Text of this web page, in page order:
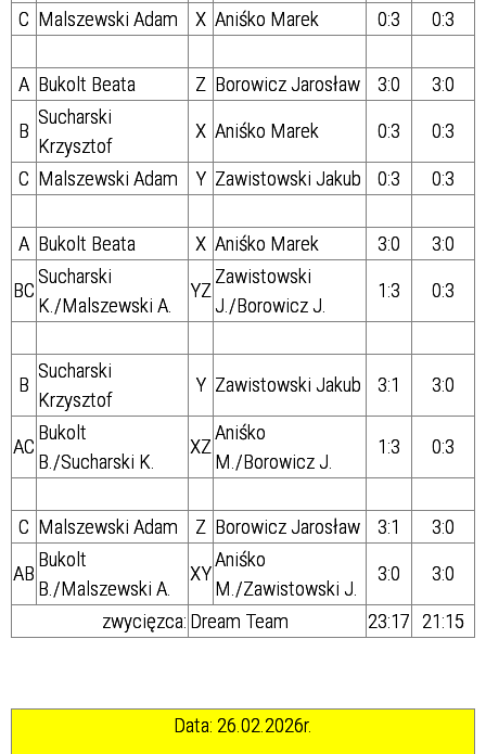
C Malszewski Adam X Aniśko Marek 0:3 0:3
A Bukolt Beata Z Borowicz Jarosław 3:0
3:0
B
Sucharski
Krzysztof
X Aniśko Marek 0:3
0:3
C Malszewski Adam Y Zawistowski Jakub 0:3 0:3
A Bukolt Beata X Aniśko Marek 3:0
3:0
BC
Sucharski
K./Malszewski A.
YZ
Zawistowski
J./Borowicz J.
1:3 0:3
B
Sucharski
Krzysztof
Y Zawistowski Jakub 3:1 3:0
AC
Bukolt
B./Sucharski K.
XZ
Aniśko
M./Borowicz J.
1:3 0:3
C Malszewski Adam Z Borowicz Jarosław 3:1
3:0
AB
Bukolt
B./Malszewski A.
XY
Aniśko
M./Zawistowski J.
3:0
3:0
zwycięzca: Dream Team 23:17 21:15
Data: 26.02.2026r.